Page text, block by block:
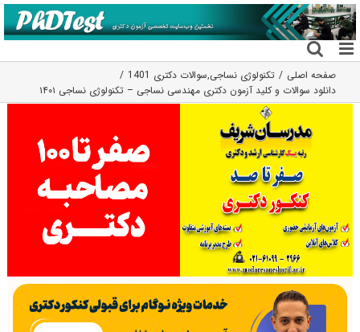
رفتن
به
محتوا
صفحه اصلی تکنولوژی نساجی,سوالات دکتری 1401
دانلود سوالات و کلید آزمون دکتری مهندسی نساجی – تکنولوژی نساجی ۱۴۰۱